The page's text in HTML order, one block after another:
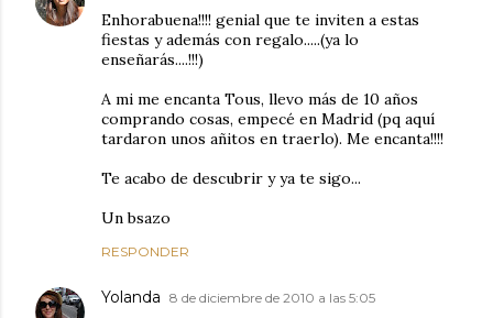
Enhorabuena!!!! genial que te inviten a estas
fiestas y además con regalo.....(ya lo
enseñarás....!!!)
A mi me encanta Tous, llevo más de 10 años
comprando cosas, empecé en Madrid (pq aquí
tardaron unos añitos en traerlo). Me encanta!!!!
Te acabo de descubrir y ya te sigo...
Un bsazo
RESPONDER
Yolanda 8 de diciembre de 2010 a las 5:05